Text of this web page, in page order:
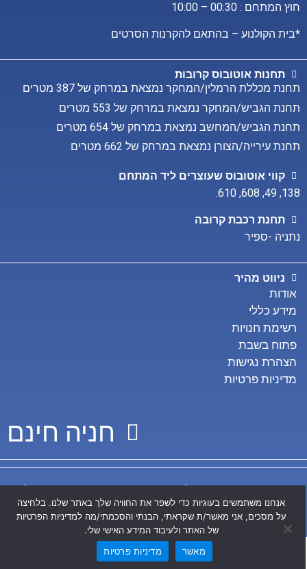
חוץ המתחם : 00:30 – 10:00
*בית הקולנוע – בהתאם להקרנות הסרטים
תחנות אוטובוס קרובות
תחנת מכללת הרמלין/המחקר נמצאת במרחק של 387 מטרים
תחנת הגביש/המחקר נמצאת במרחק של 553 מטרים
תחנת הגביש/המחשב נמצאת במרחק של 654 מטרים
תחנת עירייה/הצורן נמצאת במרחק של 662 מטרים
קווי אוטובוס שעוצרים ליד המתחם
138
,
49
,
608
,
610
.
תחנת רכבת קרובה
נתניה -ספיר
ניווט מהיר
אודות
מידע כללי
רשימת חנויות
פתוח בשבת
הצהרת נגישות
מדיניות פרטיות
חניה חינם
© כל הזכויות שמורות לרוגובין פדרמן סינמה סיטי בע"מ
עמוד הפייסבוק שלנו עמוד האינסטגרם שלנו
אנחנו משתמשים בעוגיות כדי לשפר את החוויה שלך באתר שלנו. בלחיצה
על מסכים, אני מאשר/ת שקראתי, הבנתי והסכמתי/מה למדיניות הפרטיות
של האתר ולעיבוד המידע האישי שלי.
מאשר
מדיניות פרטיות